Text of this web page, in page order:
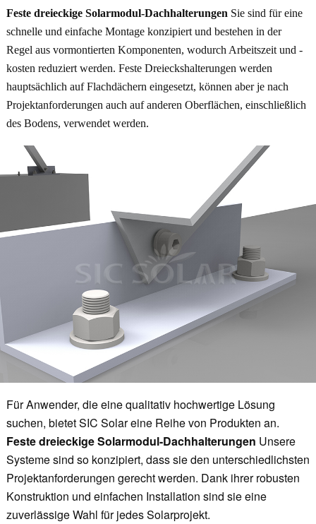
Feste dreieckige Solarmodul-Dachhalterungen Sie sind für eine
schnelle und einfache Montage konzipiert und bestehen in der
Regel aus vormontierten Komponenten, wodurch Arbeitszeit und -
kosten reduziert werden. Feste Dreieckshalterungen werden
hauptsächlich auf Flachdächern eingesetzt, können aber je nach
Projektanforderungen auch auf anderen Oberflächen, einschließlich
des Bodens, verwendet werden.
Für Anwender, die eine qualitativ hochwertige Lösung
suchen, bietet SIC Solar eine Reihe von Produkten an.
Feste dreieckige Solarmodul-Dachhalterungen Unsere
Systeme sind so konzipiert, dass sie den unterschiedlichsten
Projektanforderungen gerecht werden. Dank ihrer robusten
Konstruktion und einfachen Installation sind sie eine
zuverlässige Wahl für jedes Solarprojekt.